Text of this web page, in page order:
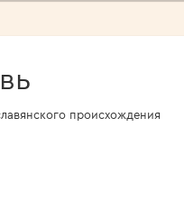
происхождения